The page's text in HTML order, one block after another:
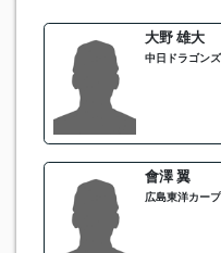
大野 雄大
中日ドラゴンズ
會澤 翼
広島東洋カープ